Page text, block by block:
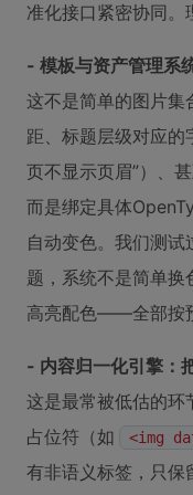
准化接口紧密协同
- 模板与资产管理系
这不是简单的图片集
距、标题层级对应
页不显示页眉”）、
而是绑定具体
自动变色。我们测试
题，系统不是简单
高亮配色——全部按
- 内容归一化引擎：
这是最常被低估的环
占位符（如
<img
有非语义标签，只保